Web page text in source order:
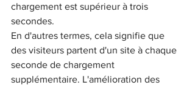
chargement est supérieur à trois
secondes.
En d'autres termes, cela signifie que
des visiteurs partent d'un site à chaque
seconde de chargement
supplémentaire. L'amélioration des